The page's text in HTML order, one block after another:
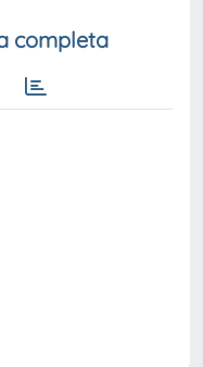
completa